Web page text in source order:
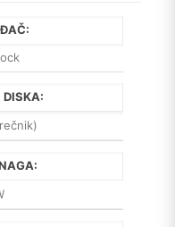
DISKA: